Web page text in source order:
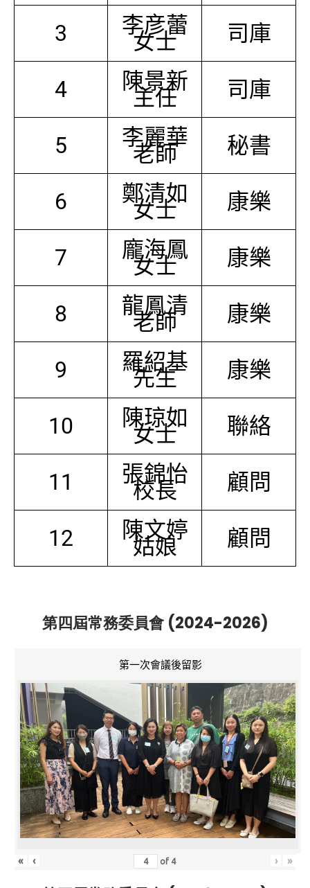
3 李彦蕾
女士 司庫
4 陳景新
主任 司庫
5 李麗華
老師 秘書
6 鄭清如
女士 康樂
7 龐海鳳
女士 康樂
8 龍鳳清
老師 康樂
9 羅紹基
先生 康樂
10 陳琼如
女士 聯絡
11 張錦怡
校長 顧問
12 陳文婷
姑娘 顧問
第四屆常務委員會 (2024-2026)
第一次會議後留影
« ‹ of 4 › »